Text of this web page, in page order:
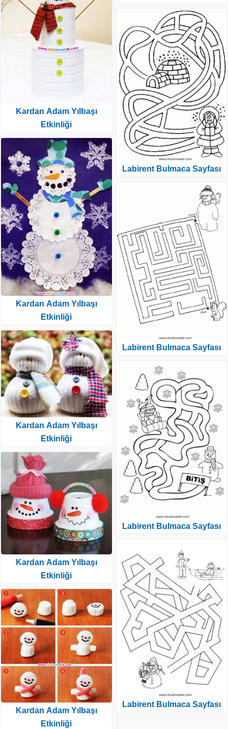
Kardan Adam Yılbaşı
Etkinliği
Kardan Adam Yılbaşı
Etkinliği
Kardan Adam Yılbaşı
Etkinliği
Kardan Adam Yılbaşı
Etkinliği
Kardan Adam Yılbaşı
Etkinliği
Labirent Bulmaca Sayfası
Labirent Bulmaca Sayfası
Labirent Bulmaca Sayfası
Labirent Bulmaca Sayfası